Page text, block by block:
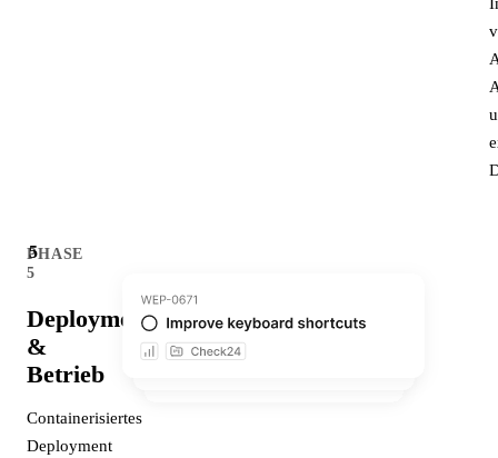
PHASE
5
Deployment
&
Betrieb
Containerisiertes
Deployment
5